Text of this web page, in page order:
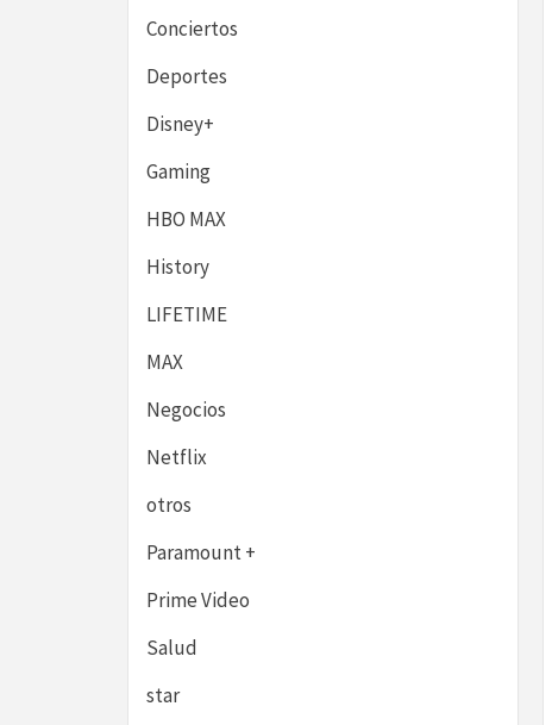
Conciertos
Deportes
Disney+
Gaming
HBO MAX
History
LIFETIME
MAX
Negocios
Netflix
otros
Paramount +
Prime Video
Salud
star